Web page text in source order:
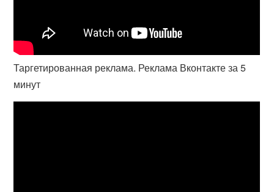
Таргетированная реклама. Реклама Вконтакте за 5
минут